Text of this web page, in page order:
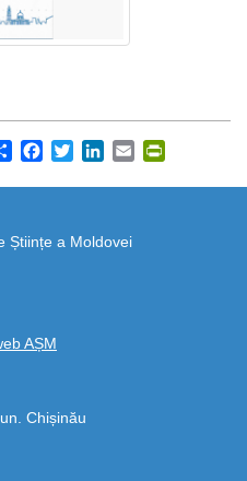
ShareFacebook
TwitterLinkedIn
Email
Științe a Moldovei
AȘM
Chișinău